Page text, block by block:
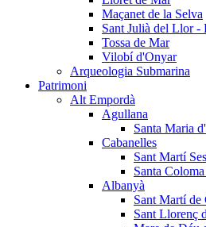
Maçanet de la Selva
Sant Julià del Llor -
Tossa de Mar
Vilobí d'Onyar
Arqueologia Submarina
Patrimoni
Alt Empordà
Agullana
Santa Maria
Cabanelles
Sant Martí
Santa
Albanyà
Sant Martí de
Sant Llorenç